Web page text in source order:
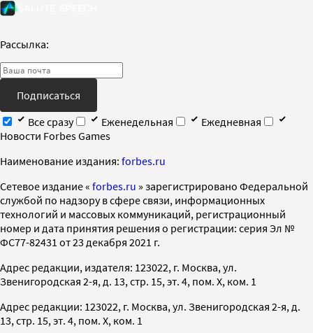
Рассылка:
Подписаться
Все сразу
Еженедельная
Ежедневная
Новости Forbes Games
Наименование издания: forbes.ru
Cетевое издание « forbes.ru » зарегистрировано Федеральной
службой по надзору в сфере связи, информационных
технологий и массовых коммуникаций, регистрационный
номер и дата принятия решения о регистрации: серия Эл №
ФС77-82431 от 23 декабря 2021 г.
Адрес редакции, издателя: 123022, г. Москва, ул.
Звенигородская 2-я, д. 13, стр. 15, эт. 4, пом. X, ком. 1
Адрес редакции: 123022, г. Москва, ул. Звенигородская 2-я, д.
13, стр. 15, эт. 4, пом. X, ком. 1